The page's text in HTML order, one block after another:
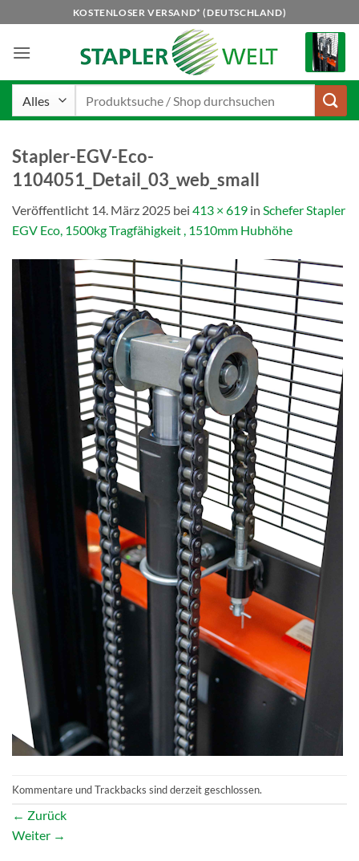
Inhalt
springen
KOSTENLOSER VERSAND* (DEUTSCHLAND)
Stapler-EGV-Eco-
1104051_Detail_03_web_small
Veröffentlicht 14. März 2025 bei 413 × 619 in Schefer Stapler
EGV Eco, 1500kg Tragfähigkeit , 1510mm Hubhöhe
Kommentare und Trackbacks sind derzeit geschlossen.
← Zurück
Weiter →